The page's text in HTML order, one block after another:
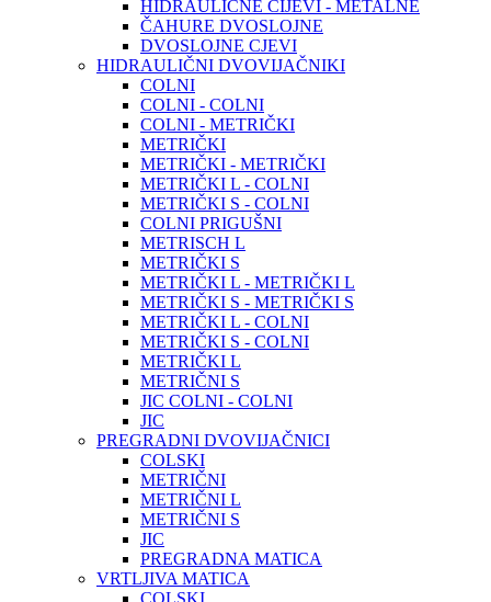
HIDRAULIČNE CIJEVI - METALNE
ČAHURE DVOSLOJNE
DVOSLOJNE CJEVI
HIDRAULIČNI DVOVIJAČNIKI
COLNI
COLNI - COLNI
COLNI - METRIČKI
METRIČKI
METRIČKI - METRIČKI
METRIČKI L - COLNI
METRIČKI S - COLNI
COLNI PRIGUŠNI
METRISCH L
METRIČKI S
METRIČKI L - METRIČKI L
METRIČKI S - METRIČKI S
METRIČKI L - COLNI
METRIČKI S - COLNI
METRIČKI L
METRIČNI S
JIC COLNI - COLNI
JIC
PREGRADNI DVOVIJAČNICI
COLSKI
METRIČNI
METRIČNI L
METRIČNI S
JIC
PREGRADNA MATICA
VRTLJIVA MATICA
COLSKI